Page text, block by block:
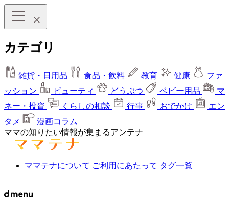
カテゴリ
雑貨・日用品 食品・飲料 教育 健康
ファ
ッション
ビューティ どうぶつ ベビー用品
マ
ネー・投資
くらしの相談 行事 おでかけ
エン
タメ
漫画コラム
ママの知りたい情報が集まるアンテナ
ママテナについて ご利用にあたって タグ一覧